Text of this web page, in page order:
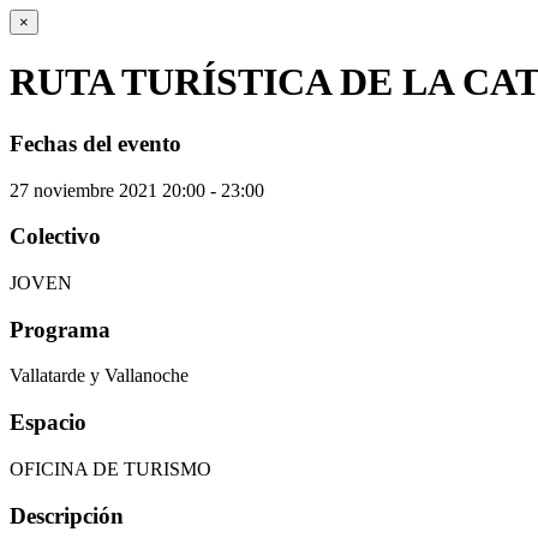
×
RUTA TURÍSTICA DE LA
Fechas del evento
27 noviembre 2021 20:00 - 23:00
Colectivo
JOVEN
Programa
Vallatarde y Vallanoche
Espacio
OFICINA DE TURISMO
Descripción